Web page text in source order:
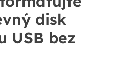
disk
USB bez